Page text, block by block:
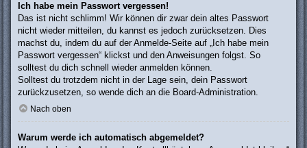
Ich habe mein Passwort vergessen!
Das ist nicht schlimm! Wir können dir zwar dein altes Passwort
nicht wieder mitteilen, du kannst es jedoch zurücksetzen. Dies
machst du, indem du auf der Anmelde-Seite auf „Ich habe mein
Passwort vergessen“ klickst und den Anweisungen folgst. So
solltest du dich schnell wieder anmelden können.
Solltest du trotzdem nicht in der Lage sein, dein Passwort
zurückzusetzen, so wende dich an die Board-Administration.
Nach oben
Warum werde ich automatisch abgemeldet?